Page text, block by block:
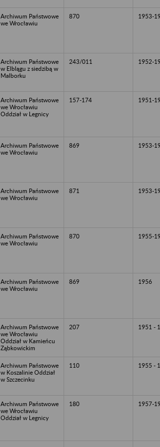
Archiwum Państwowe
we Wrocławiu
870 1953-
Archiwum Państwowe
w Elblągu z siedzibą w
Malborku
243/011 1952-
Archiwum Państwowe
we Wrocławiu
Oddział w Legnicy
157-174 1951-
Archiwum Państwowe
we Wrocławiu
869 1953-
Archiwum Państwowe
we Wrocławiu
871 1953-
Archiwum Państwowe
we Wrocławiu
870 1955-
Archiwum Państwowe
we Wrocławiu
869 1956
Archiwum Państwowe
we Wrocławiu
Oddział w Kamieńcu
Ząbkowickim
207 1951 -
Archiwum Państwowe
w Koszalinie Oddział
w Szczecinku
110 1955 -
Archiwum Państwowe
we Wrocławiu
Oddział w Legnicy
180 1957-